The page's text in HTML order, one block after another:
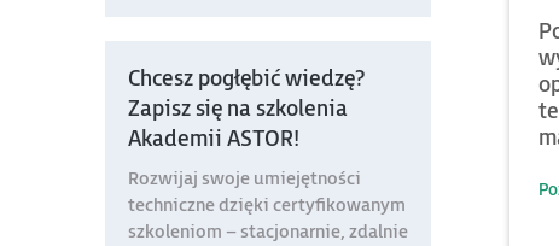
Chcesz pogłębić wiedzę?
Zapisz się na szkolenia
Akademii ASTOR!
Rozwijaj swoje umiejętności
techniczne dzięki certyfikowanym
szkoleniom – stacjonarnie, zdalnie